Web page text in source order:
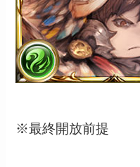
※最終開放前提